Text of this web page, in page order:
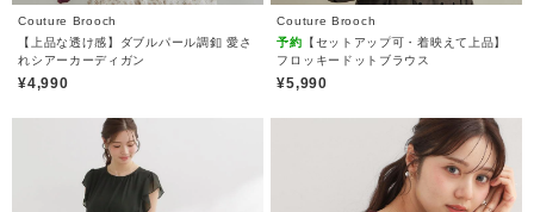
Couture Brooch
【上品な透け感】ダブルパール調釦 愛さ
れシアーカーディガン
¥4,990
Couture Brooch
予約 【セットアップ可・着映えて上品】
フロッキードットブラウス
¥5,990